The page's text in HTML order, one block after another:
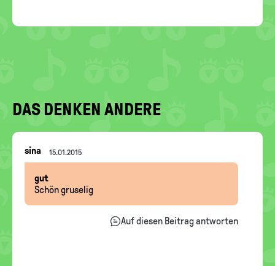
DAS DENKEN ANDERE
Nachrichten-
Thread
sina 15.01.2015
gut
Schön gruselig
Auf diesen Beitrag antworten